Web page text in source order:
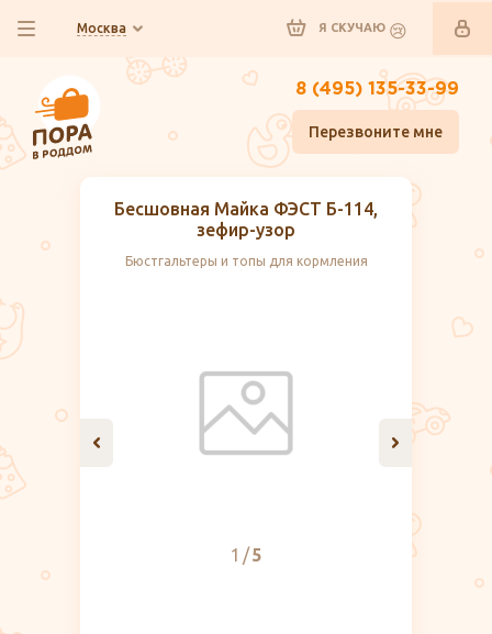
Москва Я СКУЧАЮ
8 (495) 135-33-99
Перезвоните мне
Бесшовная Майка ФЭСТ Б-114,
зефир-узор
Бюстгальтеры и топы для кормления
1 5